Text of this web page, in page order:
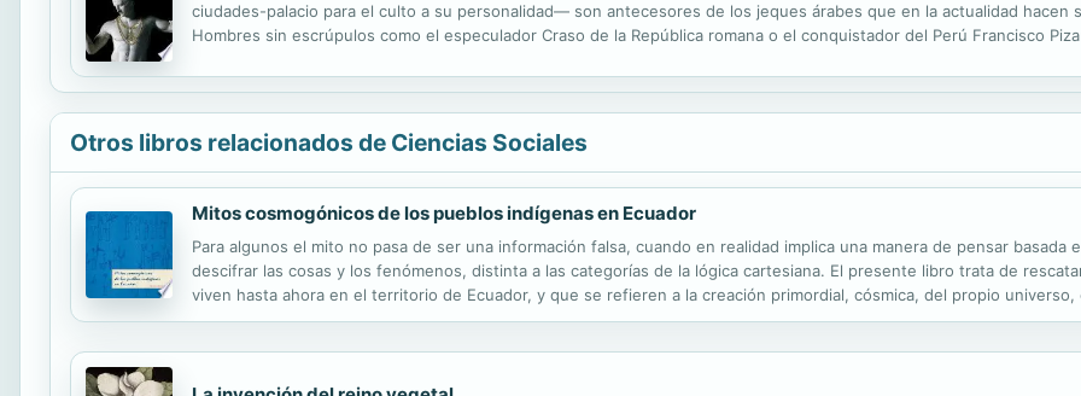
ciudades-palacio para el culto a su personalidad— son antecesores de los jeques árabes que en la actualidad
Hombres sin escrúpulos como el especulador Craso de la República romana o el conquistador del Perú Francisco
Otros libros relacionados de Ciencias Sociales
Mitos cosmogónicos de los pueblos indígenas en Ecuador
Para algunos el mito no pasa de ser una información falsa, cuando en realidad implica una manera de pensar basada
descifrar las cosas y los fenómenos, distinta a las categorías de la lógica cartesiana. El presente libro trata de
viven hasta ahora en el territorio de Ecuador, y que se refieren a la creación primordial, cósmica, del propio
De otro lado, propone nuevas interpretaciones a los mitos clásicos de la cultura Kichwa. Unos y otros...